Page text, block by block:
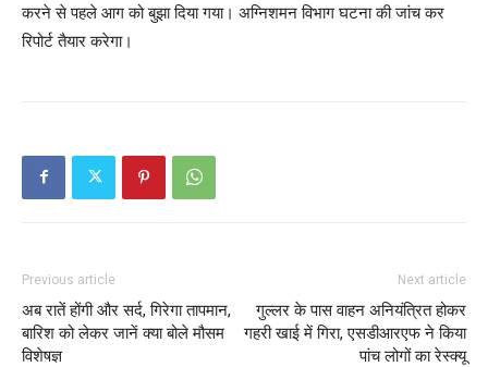
करने से पहले आग को बुझा दिया गया। अग्निशमन विभाग घटना की जांच कर
रिपोर्ट तैयार करेगा।
Previous article
अब रातें होंगी और सर्द, गिरेगा तापमान,
बारिश को लेकर जानें क्या बोले मौसम
विशेषज्ञ
Next article
गुल्लर के पास वाहन अनियंत्रित होकर
गहरी खाई में गिरा, एसडीआरएफ ने किया
पांच लोगों का रेस्क्यू